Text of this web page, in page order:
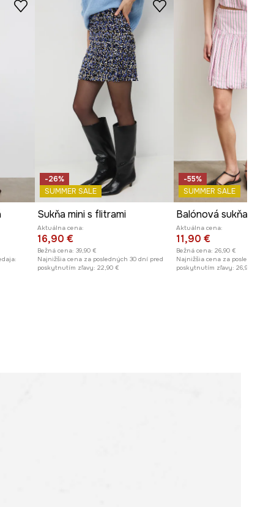
ROZMERY
Pozrite si rozmery produktu
-26%
SUMMER SALE
Sukňa mini s flitrami
Aktuálna cena:
16,90 €
Bežná cena: 39,90 €
Najnižšia cena za posledných 30 dní pred
poskytnutím zľavy: 22,90 €
-55%
SUMMER SALE
Aktuálna cena:
11,90 €
Bežná cena: 26,90 €
Najnižšia cena za posledných
poskytnutím zľavy: 26,90 €